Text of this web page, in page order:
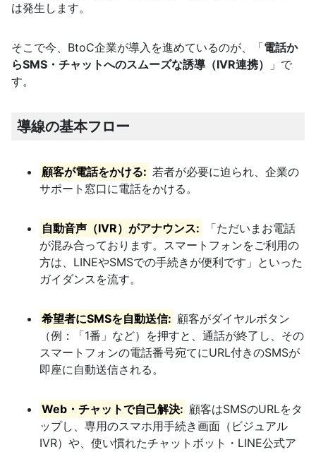
は発生します。
そこで今、BtoC企業が導入を進めているのが、「電話か
らSMS・チャットへのスムーズな誘導（IVR連携）
」で
す。
導線の基本フロー
顧客が電話をかける: 若者が必要に迫られ、企業の
サポート窓口に電話をかける。
自動音声（IVR）がアナウンス:
「ただいまお電話
が混み合っております。スマートフォンをご利用の
方は、LINEやSMSでの手続きが便利です」といった
ガイダンスを流す。
希望者にSMSを自動送信: 顧客がダイヤルボタン
（例：「1番」など）を押すと、通話が終了し、その
スマートフォンの電話番号宛てにURL付きのSMSが
即座に自動送信される。
Web・チャットで自己解決: 顧客はSMSのURLをタ
ップし、専用のスマホ用手続き画面（ビジュアル
IVR）や、使い慣れたチャットボット・LINE公式ア